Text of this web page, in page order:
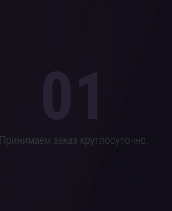
01
Принимаем заказ круглосуточно.